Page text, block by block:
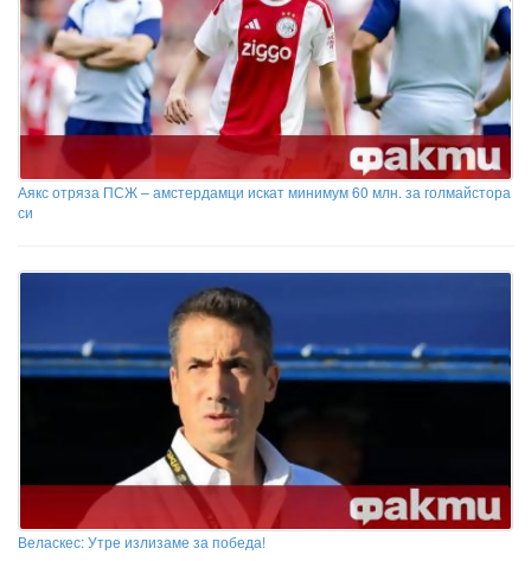
Аякс отряза ПСЖ – амстердамци искат минимум 60 млн. за голмайстора
си
Веласкес: Утре излизаме за победа!